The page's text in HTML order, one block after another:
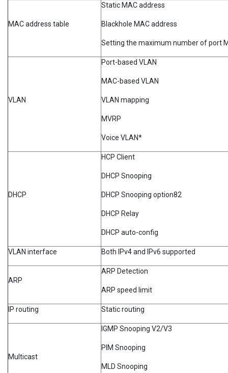
MAC address table
Static MAC address
Blackhole MAC address
Setting the maximum number of port
VLAN
Port-based VLAN
MAC-based VLAN
VLAN mapping
MVRP
Voice VLAN*
DHCP
HCP Client
DHCP Snooping
DHCP Snooping option82
DHCP Relay
DHCP auto-config
VLAN interface Both IPv4 and IPv6 supported
ARP
ARP Detection
ARP speed limit
IP routing Static routing
Multicast
IGMP Snooping V2/V3
PIM Snooping
MLD Snooping